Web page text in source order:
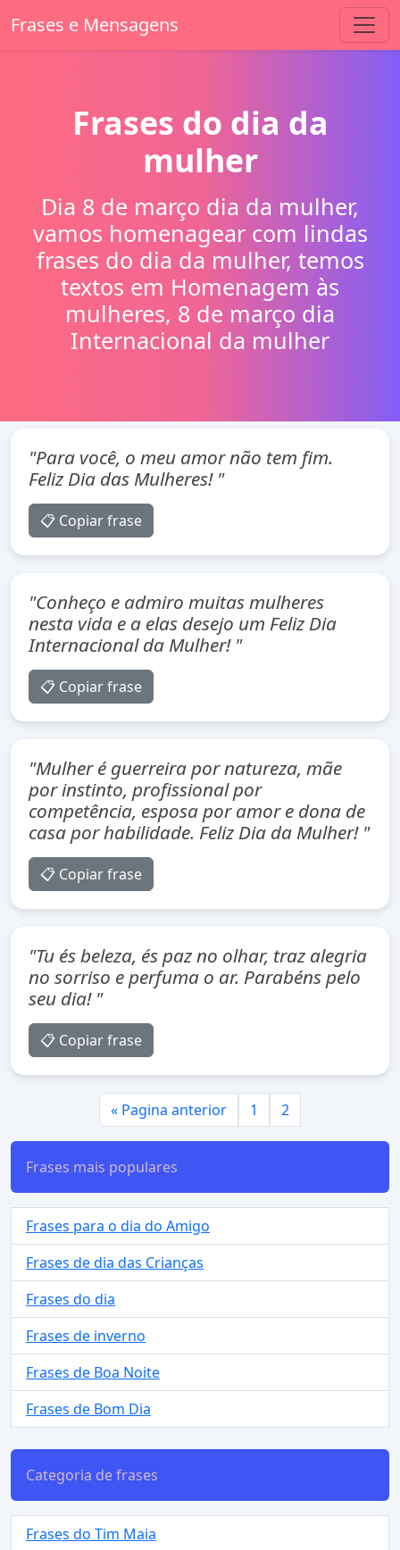
Frases e Mensagens
Frases do dia da
mulher
Dia 8 de março dia da mulher,
vamos homenagear com lindas
frases do dia da mulher, temos
textos em Homenagem às
mulheres, 8 de março dia
Internacional da mulher
"Para você, o meu amor não tem fim.
Feliz Dia das Mulheres! "
📋 Copiar frase
"Conheço e admiro muitas mulheres
nesta vida e a elas desejo um Feliz Dia
Internacional da Mulher! "
📋 Copiar frase
"Mulher é guerreira por natureza, mãe
por instinto, profissional por
competência, esposa por amor e dona de
casa por habilidade. Feliz Dia da Mulher! "
📋 Copiar frase
"Tu és beleza, és paz no olhar, traz alegria
no sorriso e perfuma o ar. Parabéns pelo
seu dia! "
📋 Copiar frase
« Pagina anterior 1 2
Frases mais populares
Frases para o dia do Amigo
Frases de dia das Crianças
Frases do dia
Frases de inverno
Frases de Boa Noite
Frases de Bom Dia
Categoria de frases
Frases do Tim Maia